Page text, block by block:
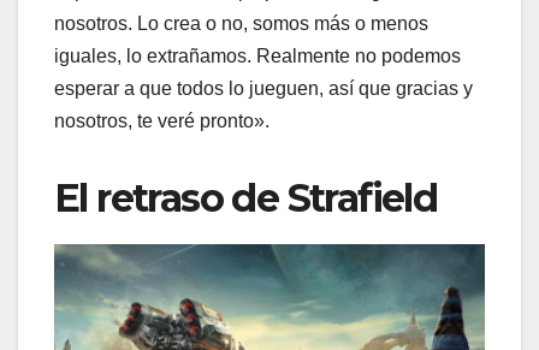
nosotros. Lo crea o no, somos más o menos
iguales, lo extrañamos. Realmente no podemos
esperar a que todos lo jueguen, así que gracias y
nosotros, te veré pronto».
El retraso de Strafield